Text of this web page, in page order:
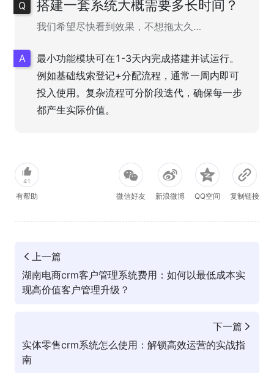
搭建一套系统大概需要多长时间？
我们希望尽快看到效果，不想拖太久…
最小功能模块可在1-3天内完成搭建并试运行。
例如基础线索登记+分配流程，通常一周内即可
投入使用。复杂流程可分阶段迭代，确保每一步
都产生实际价值。
41
有帮助 微信好友 新浪微博 QQ空间 复制链接
上一篇
湖南电商crm客户管理系统费用：如何以最低成本实
现高价值客户管理升级？
下一篇
实体零售crm系统怎么使用：解锁高效运营的实战指
南